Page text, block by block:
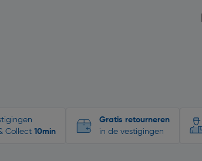
Collect 10min
Gratis retourneren
in de vestigingen